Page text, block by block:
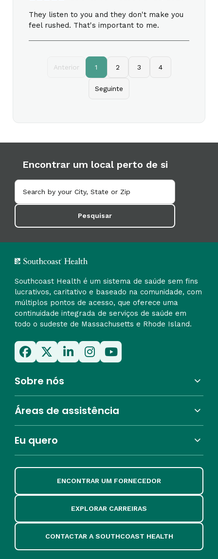
They listen to you and they don't make you
feel rushed. That's important to me.
Anterior 1 2 3 4
Seguinte
Encontrar um local perto de si
Pesquisar
Southcoast Health é um sistema de saúde sem fins
lucrativos, caritativo e baseado na comunidade, com
múltiplos pontos de acesso, que oferece uma
continuidade integrada de serviços de saúde em
todo o sudeste de Massachusetts e Rhode Island.
Sobre nós
Áreas de assistência
Eu quero
ENCONTRAR UM FORNECEDOR
EXPLORAR CARREIRAS
CONTACTAR A SOUTHCOAST HEALTH